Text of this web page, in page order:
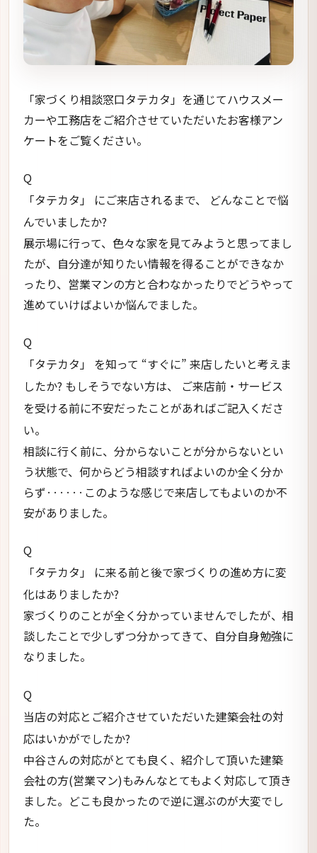
「家づくり相談窓口タテカタ」を通じてハウスメー
カーや工務店をご紹介させていただいたお客様アン
ケートをご覧ください。
Q
「タテカタ」 にご来店されるまで、 どんなことで悩
んでいましたか?
展示場に行って、色々な家を見てみようと思ってまし
たが、自分達が知りたい情報を得ることができなか
ったり、営業マンの方と合わなかったりでどうやって
進めていけばよいか悩んでました。
Q
「タテカタ」 を知って “すぐに” 来店したいと考えま
したか? もしそうでない方は、 ご来店前・サービス
を受ける前に不安だったことがあればご記入くださ
い。
相談に行く前に、分からないことが分からないとい
う状態で、何からどう相談すればよいのか全く分か
らず······このような感じで来店してもよいのか不
安がありました。
Q
「タテカタ」 に来る前と後で家づくりの進め方に変
化はありましたか?
家づくりのことが全く分かっていませんでしたが、相
談したことで少しずつ分かってきて、自分自身勉強に
なりました。
Q
当店の対応とご紹介させていただいた建築会社の対
応はいかがでしたか?
中谷さんの対応がとても良く、紹介して頂いた建築
会社の方(営業マン)もみんなとてもよく対応して頂き
ました。どこも良かったので逆に選ぶのが大変でし
た。